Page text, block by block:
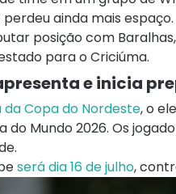
ainda mais espaço.
posição com
para o Criciúma.
e inicia
da Copa do Nordeste, o
do Mundo 2026. Os
será dia 16 de julho,